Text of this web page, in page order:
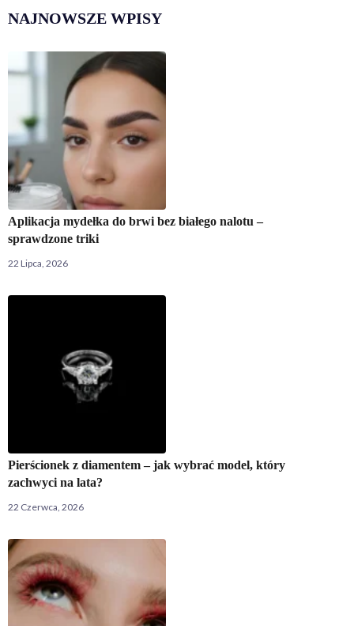
NAJNOWSZE WPISY
Aplikacja mydełka do brwi bez białego nalotu –
sprawdzone triki
22 Lipca, 2026
Pierścionek z diamentem – jak wybrać model, który
zachwyci na lata?
22 Czerwca, 2026